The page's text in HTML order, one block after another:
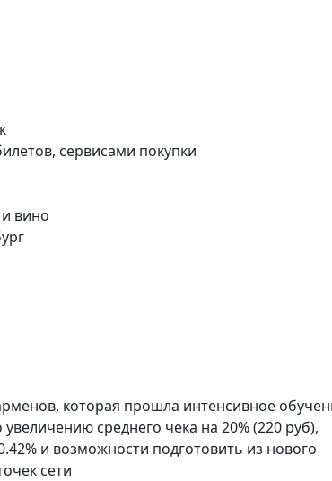
сервисами покупки
вино
которая прошла интенсивное
среднего чека на 20% (220 руб),
и возможности подготовить из нового
сети